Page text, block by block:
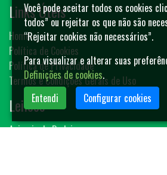
Links Úteis
Home
Política de Cookies
Política de Privacidade
Termos e Condições Gerais de Uso
Leilões
Animais de Rodeio
Você pode aceitar todos os cookies
todos” ou rejeitar os que não são
“Rejeitar cookies não necessários”.
Para visualizar e alterar suas
Definições de cookies.
Entendi
Configurar cookies